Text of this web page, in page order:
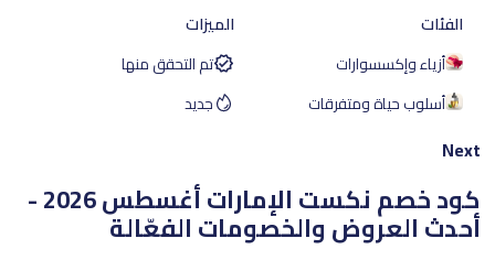
الفئات
أزياء وإكسسوارات
أسلوب حياة ومتفرقات
الميزات
تم التحقق منها
جديد
Next
كود خصم نكست الإمارات أغسطس 2026 -
أحدث العروض والخصومات الفعّالة